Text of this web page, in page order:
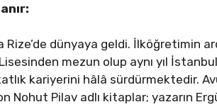
Rize’de dünyaya geldi. İlköğretimin
mezun olup aynı yıl
kariyerini hâlâ sürdürmektedir.
Nohut Pilav adlı kitaplar; yazarın